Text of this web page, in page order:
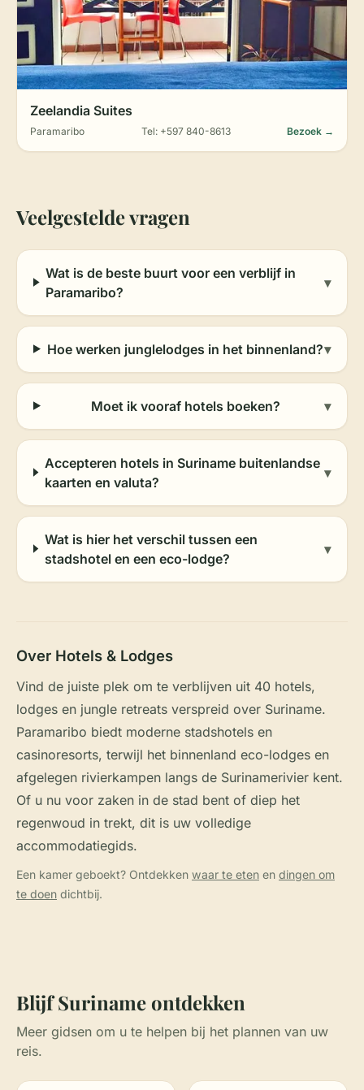
Zeelandia Suites
Paramaribo Tel: +597 840-8613 Bezoek →
Veelgestelde vragen
Wat is de beste buurt voor een verblijf in
Paramaribo?
▾
Hoe werken junglelodges in het binnenland?▾
Moet ik vooraf hotels boeken? ▾
Accepteren hotels in Suriname buitenlandse
kaarten en valuta?
▾
Wat is hier het verschil tussen een
stadshotel en een eco-lodge?
▾
Over Hotels & Lodges
Vind de juiste plek om te verblijven uit 40 hotels,
lodges en jungle retreats verspreid over Suriname.
Paramaribo biedt moderne stadshotels en
casinoresorts, terwijl het binnenland eco-lodges en
afgelegen rivierkampen langs de Surinamerivier kent.
Of u nu voor zaken in de stad bent of diep het
regenwoud in trekt, dit is uw volledige
accommodatiegids.
Een kamer geboekt? Ontdekken waar te eten en dingen om
te doen dichtbij.
Blijf Suriname ontdekken
Meer gidsen om u te helpen bij het plannen van uw
reis.